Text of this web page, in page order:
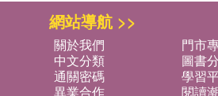
網站導航 >>
關於我們 門市
中文分類
圖書
通關密碼
學習
異業合作
閱讀